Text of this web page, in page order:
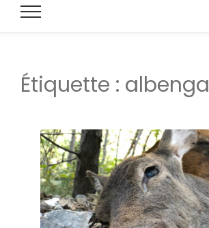
Étiquette : albenga